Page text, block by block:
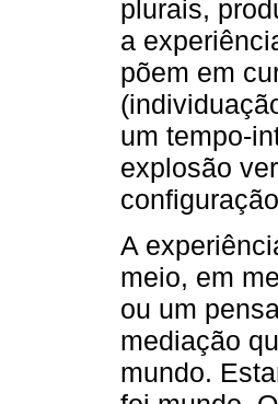
plurais,
a
põem em
um tempo-
explosão
A
meio, em
ou um
mediação
mundo.